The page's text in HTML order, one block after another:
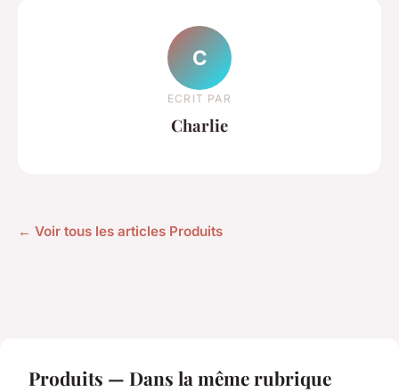
C
ECRIT PAR
Charlie
← Voir tous les articles Produits
Produits — Dans la même rubrique